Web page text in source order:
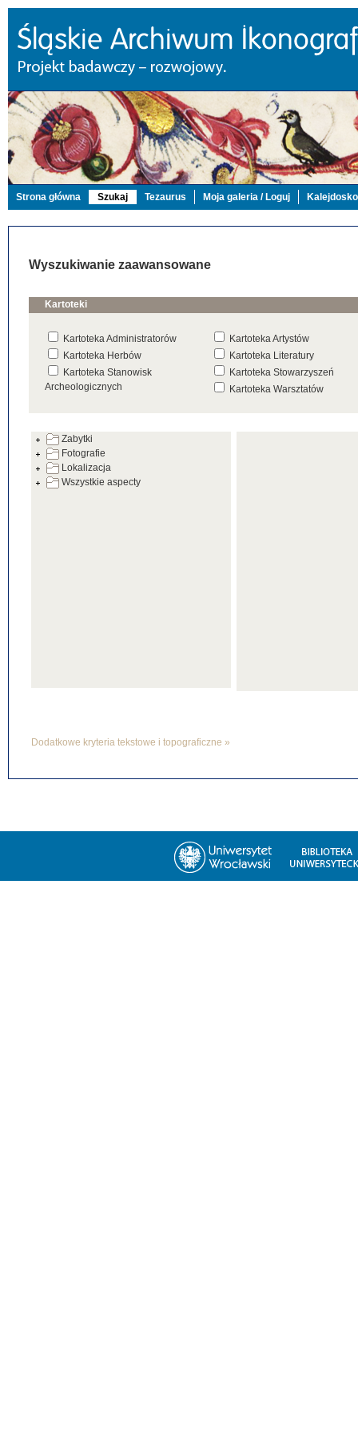
Strona główna Szukaj Tezaurus Moja galeria / Loguj
Wyszukiwanie zaawansowane
Kartoteki
Kartoteka Administratorów
Kartoteka Artystów
Kartoteka Herbów
Kartoteka Literatury
Kartoteka Stanowisk
Archeologicznych
Kartoteka Stowarzyszeń
Kartoteka Warsztatów
Zabytki
Fotografie
Lokalizacja
Wszystkie aspecty
Dodatkowe kryteria tekstowe i topograficzne »